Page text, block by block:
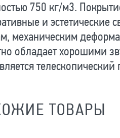
750 кг/м3.
и эстетические
механическим
обладает хорошими
ТОВАРЫ